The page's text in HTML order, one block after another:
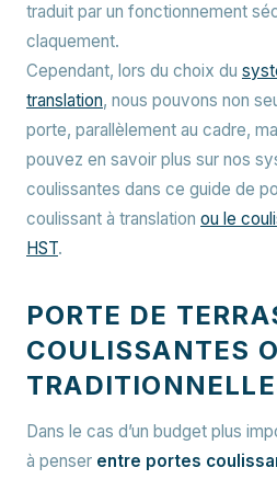
traduit par un fonctionnement
claquement.
Cependant, lors du choix du
translation, nous pouvons non
porte, parallèlement au cadre,
pouvez en savoir plus sur nos
coulissantes dans ce guide de
coulissant à translation ou le
HST.
PORTE DE
COULISSANTES
Dans le cas d’un budget plus
à penser entre portes